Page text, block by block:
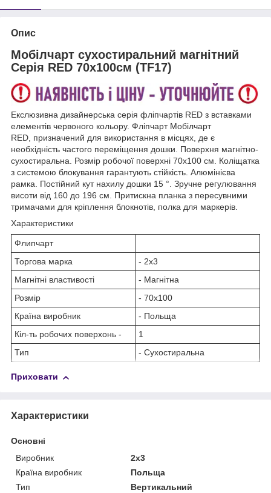
Опис
Мобілчарт сухостиральний магнітний
Серія RED 70х100см (TF17)
Екслюзивна дизайнерська серія фліпчартів RED з вставками
елементів червоного кольору. Фліпчарт Мобілчарт
RED, призначений для використання в місцях, де є
необхідність частого переміщення дошки. Поверхня магнітно-
сухостиральна. Розмір робочої поверхні 70x100 см. Коліщатка
з системою блокування гарантують стійкість. Алюмінієва
рамка. Постійний кут нахилу дошки 15 °. Зручне регулювання
висоти від 160 до 196 см. Притискна планка з пересувними
тримачами для кріплення блокнотів, полка для маркерів.
Характеристики
Флипчарт
Торгова марка
- 2х3
Магнітні властивості
- Магнітна
Розмір
- 70х100
Країна виробник
- Польща
Кіл-ть робочих поверхонь -
1
Тип
- Сухостиральна
Приховати
Характеристики
Основні
Виробник
2х3
Країна виробник
Польща
Тип
Вертикальний